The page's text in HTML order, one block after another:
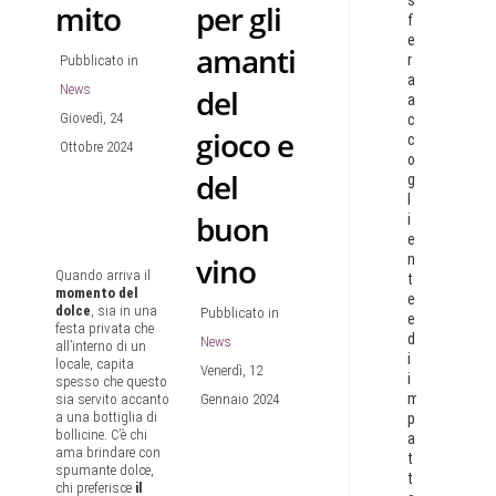
mito
Pubblicato in
News
Giovedì, 24
Ottobre 2024
Quando arriva il
momento del
dolce , sia in una
festa privata che
all’interno di un
locale, capita
spesso che questo
sia servito accanto
a una bottiglia di
bollicine. C’è chi
ama brindare con
spumante dolce,
chi preferisce il
per gli
amanti
del
gioco e
del
buon
vino
Pubblicato in
News
Venerdì, 12
Gennaio 2024
f
e
r
a
a
c
c
o
g
i
e
n
t
e
e
d
i
i
m
p
a
t
t